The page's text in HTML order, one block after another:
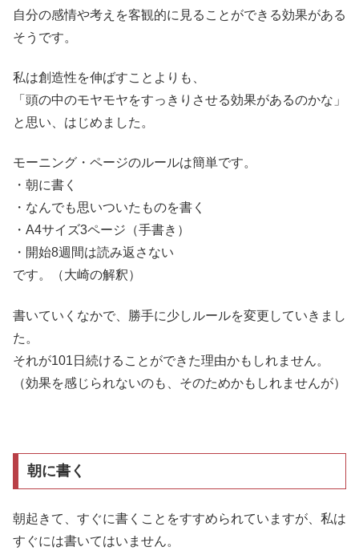
自分の感情や考えを客観的に見ることができる効果がある
そうです。
私は創造性を伸ばすことよりも、
「頭の中のモヤモヤをすっきりさせる効果があるのかな」
と思い、はじめました。
モーニング・ページのルールは簡単です。
・朝に書く
・なんでも思いついたものを書く
・A4サイズ3ページ（手書き）
・開始8週間は読み返さない
です。（大崎の解釈）
書いていくなかで、勝手に少しルールを変更していきまし
た。
それが101日続けることができた理由かもしれません。
（効果を感じられないのも、そのためかもしれませんが）
朝に書く
朝起きて、すぐに書くことをすすめられていますが、私は
すぐには書いてはいません。